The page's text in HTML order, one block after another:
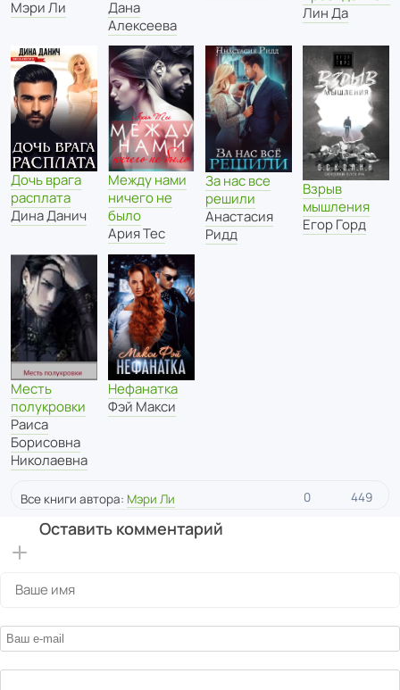
Мэри Ли
Дана
Алексеева
Лин Да
Дочь врага
расплата
Дина Данич
Между нами
ничего не
было
Ария Тес
За нас все
решили
Анастасия
Ридд
Взрыв
мышления
Егор Горд
Месть
полукровки
Раиса
Борисовна
Николаевна
Нефанатка
Фэй Макси
Все книги автора: Мэри Ли 0 449
Оставить комментарий